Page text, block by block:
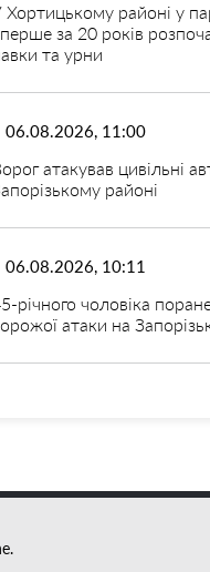
Хортицькому районі у
за 20 років
та урни
06.08.2026, 11:00
атакував цивільні
районі
06.08.2026, 10:11
річного чоловіка
атаки на